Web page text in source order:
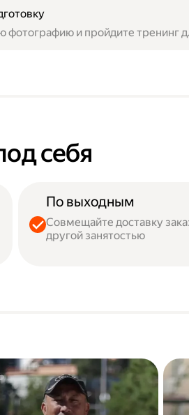
фотографию и пройдите тренинг
себя
По выходным
Совмещайте доставку
другой занятостью